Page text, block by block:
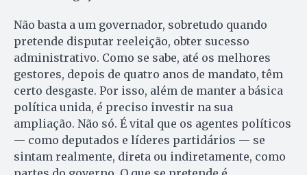
Não basta a um governador, sobretudo quando
pretende disputar reeleição, obter sucesso
administrativo. Como se sabe, até os melhores
gestores, depois de quatro anos de mandato, têm
certo desgaste. Por isso, além de manter a básica
política unida, é preciso investir na sua
ampliação. Não só. É vital que os agentes políticos
— como deputados e líderes partidários — se
sintam realmente, direta ou indiretamente, como